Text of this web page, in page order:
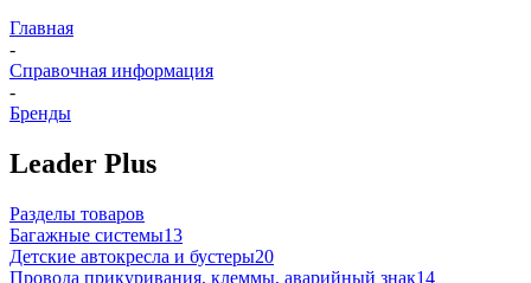
Главная
-
Справочная информация
-
Бренды
Leader Plus
Разделы товаров
Багажные системы13
Детские автокресла и бустеры20
Провода прикуривания, клеммы, аварийный знак14